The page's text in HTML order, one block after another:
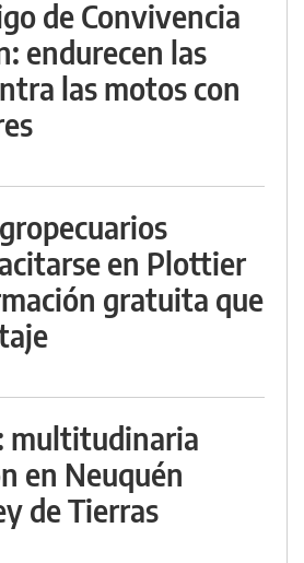
de Convivencia
endurecen las
las motos con
en Plottier
gratuita que
multitudinaria
en Neuquén
de Tierras